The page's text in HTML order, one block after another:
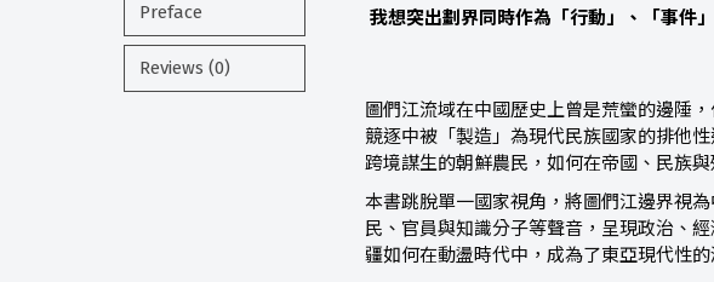
Preface
Reviews (0)
我想突出劃界同時作為「行動」、「事件
圖們江流域在中國歷史上曾是荒蠻的邊陲
競逐中被「製造」為現代民族國家的排他
跨境謀生的朝鮮農民，如何在帝國、民族
本書跳脫單一國家視角，將圖們江邊界視
民、官員與知識分子等聲音，呈現政治、
疆如何在動盪時代中，成為了東亞現代性的